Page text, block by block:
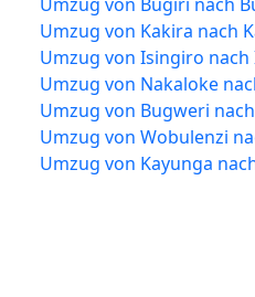
Umzug von Kakira nach
Umzug von Isingiro
Umzug von Nakaloke
Umzug von Bugweri
Umzug von Wobulenzi
Umzug von Kayunga